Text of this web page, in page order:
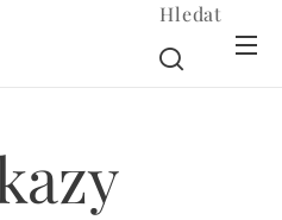
Hledat